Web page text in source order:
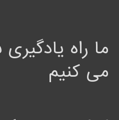
ما راه
می کنیم